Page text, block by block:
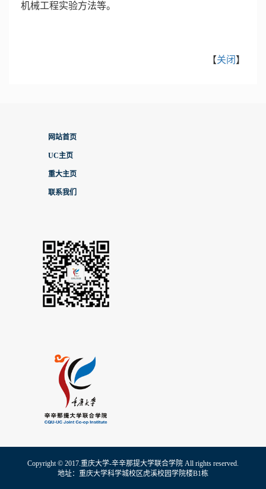
机械工程实验方法等。
【关闭 】
网站首页
UC主页
重大主页
联系我们
Copyright © 2017.重庆大学-辛辛那提大学联合学院 All rights reserved.
地址：重庆大学科学城校区虎溪校园学院楼B1栋